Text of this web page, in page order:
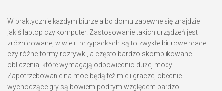
W praktycznie każdym biurze albo domu zapewne się znajdzie
jakiś laptop czy komputer. Zastosowanie takich urządzeń jest
zróżnicowane, w wielu przypadkach są to zwykłe biurowe prace
czy różne formy rozrywki, a często bardzo skomplikowane
obliczenia, które wymagają odpowiednio dużej mocy.
Zapotrzebowanie na moc będą też mieli gracze, obecnie
wychodzące gry są bowiem pod tym względem bardzo